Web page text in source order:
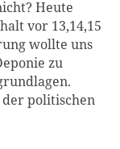
Heute
vor 13,14,15
wollte uns
zu
politischen